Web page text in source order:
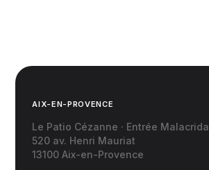
AIX-EN-PROVENCE
Le Patio Cézanne · Entrée Malacrida
520 av. Henri Mauriat
13100 Aix-en-Provence